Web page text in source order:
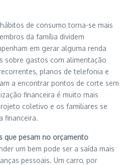
de consumo torna-se mais
da família dividem
em gerar alguma renda
sobre gastos com alimentação
planos de telefonia e
a encontrar pontos de corte sem
financeira é muito mais
coletivo e os familiares se
financeira.
que pesam no orçamento
um bem pode ser a saída mais
pessoais. Um carro, por